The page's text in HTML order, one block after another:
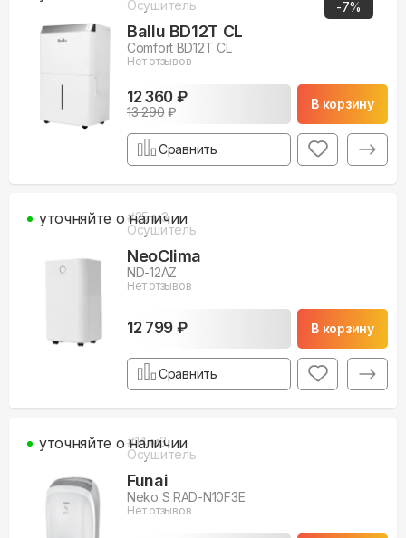
-7%
Осушитель
Ballu BD12T CL
Comfort BD12T CL
Нет отзывов
12 360 ₽
13 290₽
В корзину
Сравнить
#25м3
Осушитель
NeoClima
ND-12AZ
Нет отзывов
12 799 ₽ В корзину
уточняйте о наличии
Сравнить
#14м3
Осушитель
Funai
Neko S RAD-N10F3E
Нет отзывов
уточняйте о наличии